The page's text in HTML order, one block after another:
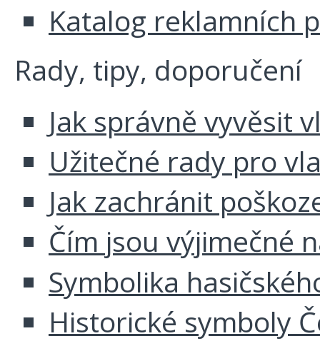
Katalog reklamních
Rady, tipy, doporučení
Jak správně vyvěsit
Užitečné rady pro
Jak zachránit
Čím jsou výjimečné
Symbolika
Historické symboly